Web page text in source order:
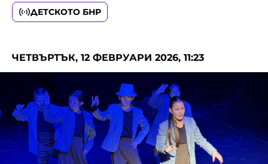
Чуйте
Приказки
Песнички
Искри
Интересен архив
Нашите гости
Фантазирай
Приказки
Игри
Кои сме ние?
ДЕТСКОТО БНР
ЧЕТВЪРТЪК, 12 ФЕВРУАРИ 2026, 11:23